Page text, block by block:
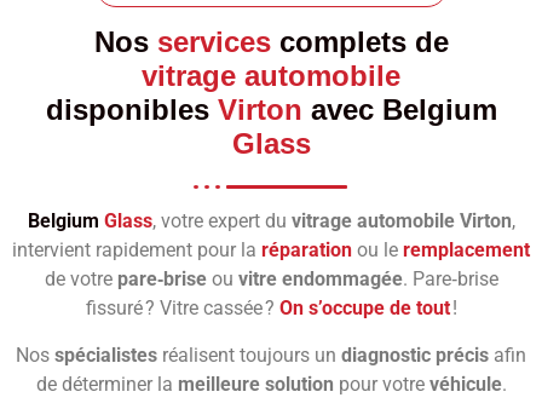
Nos servicescomplets de
vitrage automobile
disponibles Virton avec Belgium
Glass
Belgium Glass, votre expert du vitrage automobile Virton,
intervient rapidement pour la réparation ou le remplacement
de votre pare‑briseou vitre endommagée. Pare‑brise
fissuré ? Vitre cassée ? On s’occupe de tout!
Nos spécialistes réalisent toujours un diagnostic précis afin
de déterminer la meilleure solution pour votre véhicule.